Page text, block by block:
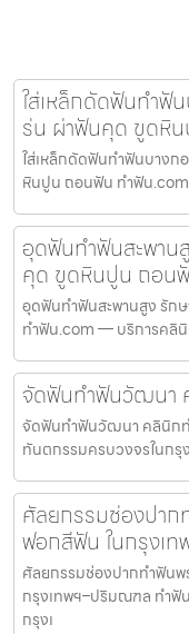
ใส่เหล็กดัดฟันทำฟั
ร่น ผ่าฟันคุด ขูดหิ
ใส่เหล็กดัดฟันทำฟันบางก
หินปูน ถอนฟัน ทำฟัน
อุดฟันทำฟันสะพาน
คุด ขูดหินปูน ถอน
อุดฟันทำฟันสะพานสูง รัก
ทำฟัน.com — บริการคลิ
จัดฟันทำฟันวัฒนา
จัดฟันทำฟันวัฒนา คลินิก
ทันตกรรมครบวงจรในก
ศัลยกรรมช่องปาก
ฟอกสีฟัน ในกรุงเ
ศัลยกรรมช่องปากทำฟัน
กรุงเทพฯ–ปริมณฑล ทำ
กรุงเ